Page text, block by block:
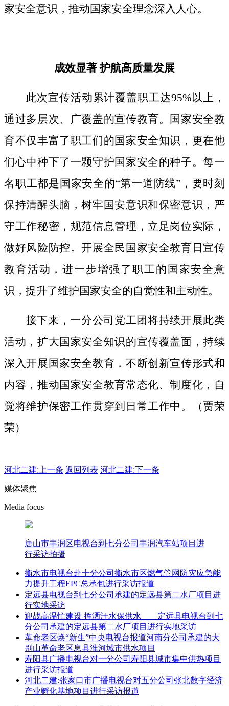
家安全意识，推动国家安全理念深入人心。
成效显著护航高质量发展
此次宣传活动累计覆盖职工达95%以上，
通过多层次、广覆盖的宣传教育。国家安全教
育不仅丰富了职工们的国家安全知识，更在他
们心中种下了一颗守护国家安全的种子。每一
名职工都是国家安全的“第一道防线”，要时刻
保持清醒头脑，树牢国安意识和保密意识，严
守工作秘密，规范信息管理，立足岗位实际，
做好风险防控。开展全民国家安全教育日宣传
教育活动，进一步增强了职工的国家安全意
识，提升了维护国家安全的自觉性和主动性。
接下来，一分公司党工团将持续开展此类
活动，扩大国家安全知识的宣传覆盖面，持续
深入开展国家安全教育，不断创新宣传形式和
内容，推动国家安全教育常态化、制度化，自
觉将维护保密工作贯穿到日常工作中。（贾荣
荣）
河北二建: 上一条 返回列表 河北二建:下一条
媒体聚焦
Media focus
唐山市丰润区电视台到七分公司丰润汽车站项目进
行采访拍摄
衡水市电视台赴十分公司衡水市区燃气管网防灾应急能
力提升工程EPC总承包进行采访报道
定远县电视台到七分公司承建的定远县第二水厂项目进
行实地采访
迎战高温忙建设 挥洒汗水保供水——定远县电视台到七
分公司承建的定远县第二水厂项目进行实地采访
革命老区焕“新生”中央电视台报道河南分公司承建的大
别山革命老区息县淮河城市供水项目
寿阳县广播电视台对一分公司寿阳县城市集中供热项目
进行采访报道
河北二建:张家口市广播电视台对五分公司张北数字经济
产业孵化基地项目进行采访报道